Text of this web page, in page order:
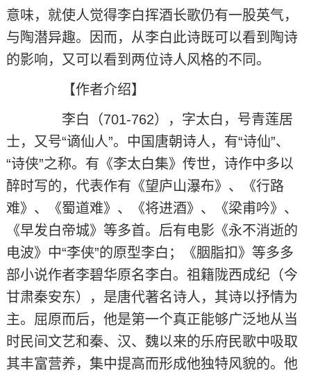
意味，就使人觉得李白挥酒长歌仍有一股英气，
与陶潜异趣。因而，从李白此诗既可以看到陶诗
的影响，又可以看到两位诗人风格的不同。
【作者介绍】
李白（701-762），字太白，号青莲居
士，又号“谪仙人”。中国唐朝诗人，有“诗仙”、
“诗侠”之称。有《李太白集》传世，诗作中多以
醉时写的，代表作有《望庐山瀑布》、《行路
难》、《蜀道难》、《将进酒》、《梁甫吟》、
《早发白帝城》等多首。后有电影《永不消逝的
电波》中“李侠”的原型李白；《胭脂扣》等多多
部小说作者李碧华原名李白。祖籍陇西成纪（今
甘肃秦安东），是唐代著名诗人，其诗以抒情为
主。屈原而后，他是第一个真正能够广泛地从当
时民间文艺和秦、汉、魏以来的乐府民歌中吸取
其丰富营养，集中提高而形成他独特风貌的。他